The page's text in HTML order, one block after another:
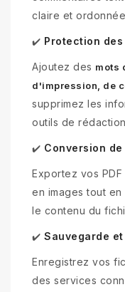
claire et
✔️ Protection des
Ajoutez des mots
d'impression, de
supprimez les
outils de
✔️ Conversion
Exportez vos
en images tout
le contenu du
✔️ Sauvegarde
Enregistrez vos
des services